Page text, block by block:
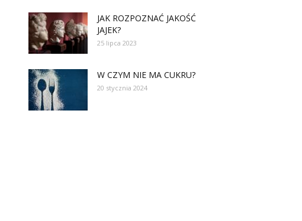
JAK ROZPOZNAĆ JAKOŚĆ
JAJEK?
25 lipca 2023
W CZYM NIE MA CUKRU?
20 stycznia 2024